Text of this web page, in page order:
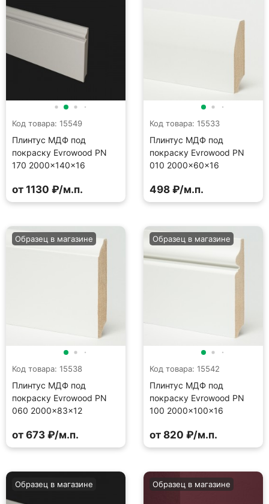
Код товара: 15549
Плинтус МДФ под
покраску Evrowood PN
170 2000×140×16
от 1130 ₽/м.п.
Код товара: 15533
Плинтус МДФ под
покраску Evrowood PN
010 2000×60×16
498 ₽/м.п.
Код товара: 15538
Плинтус МДФ под
покраску Evrowood PN
060 2000×83×12
Образец в магазине
от 673 ₽/м.п.
Код товара: 15542
Плинтус МДФ под
покраску Evrowood PN
100 2000×100×16
Образец в магазине
от 820 ₽/м.п.
Образец в магазине Образец в магазине